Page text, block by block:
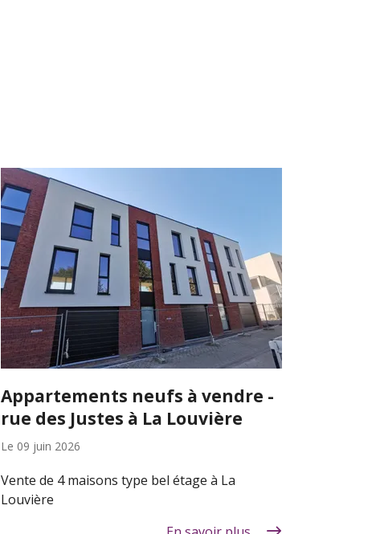
Appartements neufs à vendre -
rue des Justes à La Louvière
Le 09 juin 2026
Vente de 4 maisons type bel étage à La
Louvière